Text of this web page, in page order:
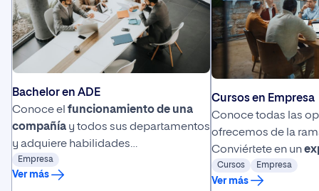
Bachelor en ADE
Conoce el funcionamiento de una
compañía y todos sus departamentos
y adquiere habilidades
decomunicación
éxito empresarial.
Empresa
Ver más
Cursos en Empresa
Conoce todas las
ofrecemos de la
Conviértete en un
los departamentos
laboral con nuestros
Cursos Empresa
Ver más